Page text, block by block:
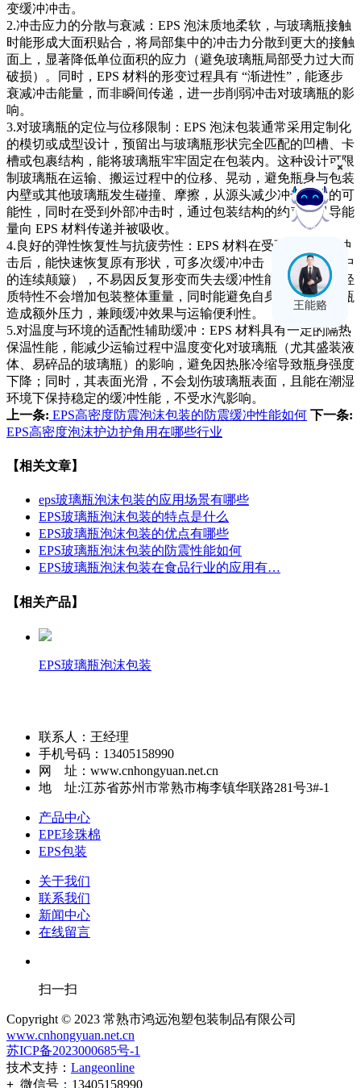
变缓冲冲击。
2.冲击应力的分散与衰减：EPS 泡沫质地柔软，与玻璃瓶接触
时能形成大面积贴合，将局部集中的冲击力分散到更大的接触
面上，显著降低单位面积的应力（避免玻璃瓶局部受力过大而
破损）。同时，EPS 材料的形变过程具有 “渐进性”，能逐步
衰减冲击能量，而非瞬间传递，进一步削弱冲击对玻璃瓶的影
响。
3.对玻璃瓶的定位与位移限制：EPS 泡沫包装通常采用定制化
的模切或成型设计，预留出与玻璃瓶形状完全匹配的凹槽、卡
槽或包裹结构，能将玻璃瓶牢牢固定在包装内。这种设计可限
制玻璃瓶在运输、搬运过程中的位移、晃动，避免瓶身与包装
内壁或其他玻璃瓶发生碰撞、摩擦，从源头减少冲击产生的可
能性，同时在受到外部冲击时，通过包装结构的约束，引导能
量向 EPS 材料传递并被吸收。
4.良好的弹性恢复性与抗疲劳性：EPS 材料在受到中等强度冲
击后，能快速恢复原有形状，可多次缓冲冲击（如运输过程中
的连续颠簸），不易因反复形变而失去缓冲性能。此外，其轻
质特性不会增加包装整体重量，同时能避免自身重量对玻璃瓶
造成额外压力，兼顾缓冲效果与运输便利性。
5.对温度与环境的适配性辅助缓冲：EPS 材料具有一定的隔热
保温性能，能减少运输过程中温度变化对玻璃瓶（尤其盛装液
体、易碎品的玻璃瓶）的影响，避免因热胀冷缩导致瓶身强度
下降；同时，其表面光滑，不会划伤玻璃瓶表面，且能在潮湿
环境下保持稳定的缓冲性能，不受水汽影响。
上一条: EPS高密度防震泡沫包装的防震缓冲性能如何 下一条:
EPS高密度泡沫护边护角用在哪些行业
【相关文章】
eps玻璃瓶泡沫包装的应用场景有哪些
EPS玻璃瓶泡沫包装的特点是什么
EPS玻璃瓶泡沫包装的优点有哪些
EPS玻璃瓶泡沫包装的防震性能如何
EPS玻璃瓶泡沫包装在食品行业的应用有…
【相关产品】
EPS玻璃瓶泡沫包装
联系人：王经理
手机号码：13405158990
网 址：www.cnhongyuan.net.cn
地 址:江苏省苏州市常熟市梅李镇华联路281号3#-1
产品中心
EPE珍珠棉
EPS包装
关于我们
联系我们
新闻中心
在线留言
扫一扫
Copyright © 2023 常熟市鸿远泡塑包装制品有限公司
www.cnhongyuan.net.cn
苏ICP备2023000685号-1
技术支持： Langeonline
+ 微信号： 13405158990
在线客服
王能赂